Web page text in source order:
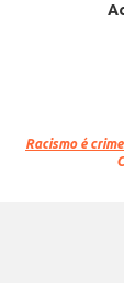
Racismo é